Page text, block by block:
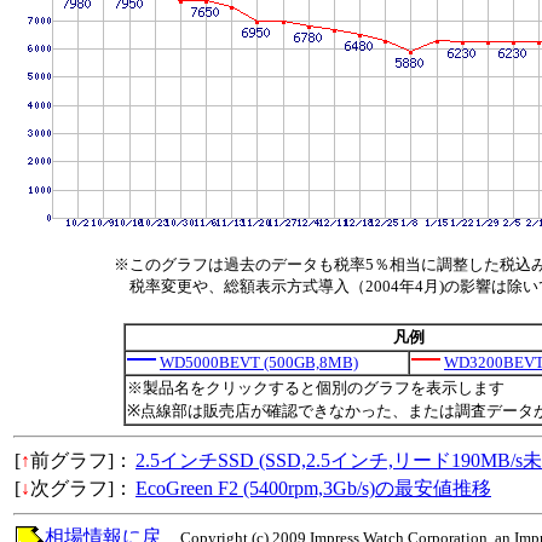
※このグラフは過去のデータも税率5％相当に調整した税込
税率変更や、総額表示方式導入（2004年4月)の影響は除い
凡例
WD5000BEVT (500GB,8MB)
※製品名をクリックすると個別のグラフを表示します
※点線部は販売店が確認できなかった、または調査データ
[↑前グラフ]： 2.5インチSSD (SSD,2.5インチ,リード190MB/s
[↓次グラフ]： EcoGreen F2 (5400rpm,3Gb/s)の最安値推移
Copyright (c) 2009 Impress Watch Corporation, an
相場情報に戻